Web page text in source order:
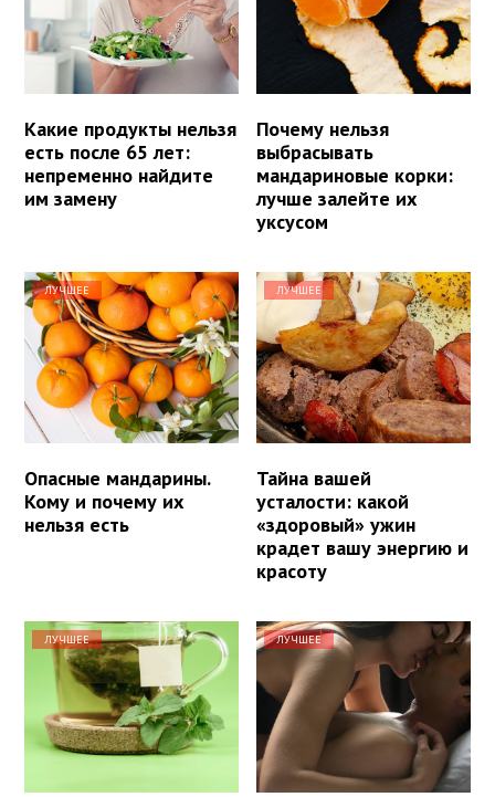
Какие продукты нельзя
есть после 65 лет:
непременно найдите
им замену
Почему нельзя
выбрасывать
мандариновые корки:
лучше залейте их
уксусом
ЛУЧШЕЕ
Опасные мандарины.
Кому и почему их
нельзя есть
ЛУЧШЕЕ
Тайна вашей
усталости: какой
«здоровый» ужин
крадет вашу энергию и
красоту
ЛУЧШЕЕ ЛУЧШЕЕ